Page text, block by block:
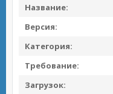
Название:
Версия:
Категория:
Требование:
Загрузок: